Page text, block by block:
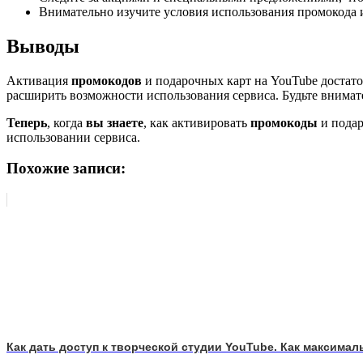
Внимательно изучите условия использования
Выводы
Активация промокодов и подарочных карт на YouTube
расширить возможности использования сервиса. Будьте
Теперь, когда вы знаете, как активировать промокоды и
использовании сервиса.
Похожие записи:
Как дать доступ к творческой студии YouTube. Как